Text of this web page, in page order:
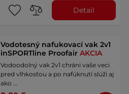
Detail
Vodotesný nafukovací vak 2v1
inSPORTline ProofairAKCIA
Vodoodolný vak 2v1 chráni vaše veci
pred vlhkosťou a po nafúknutí slúži aj
ako …